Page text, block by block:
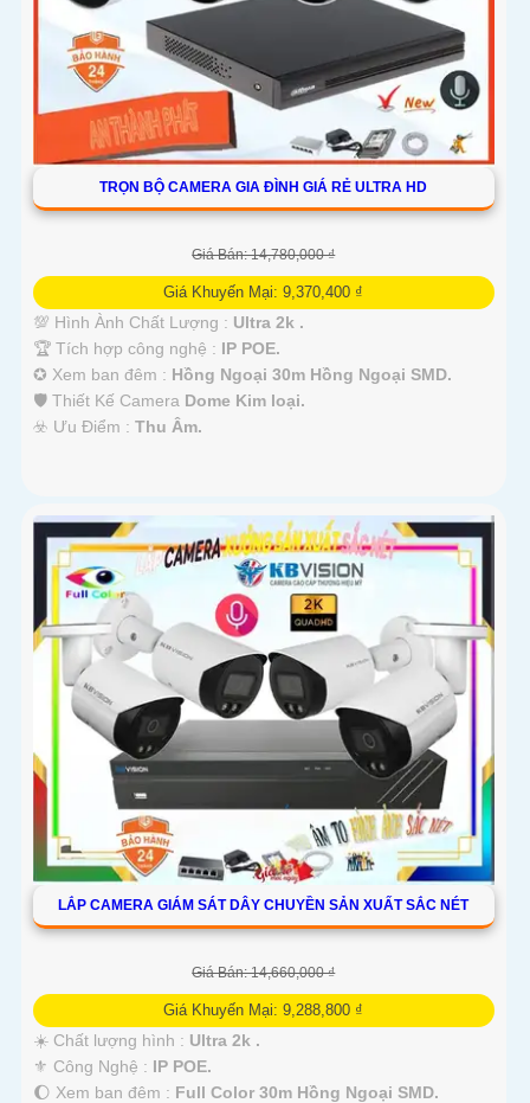
TRỌN BỘ CAMERA GIA ĐÌNH GIÁ RẺ ULTRA HD
Giá Bán: 14,780,000 ₫
Giá Khuyến Mại: 9,370,400 ₫
💯 Hình Ành Chất Lượng : Ultra 2k .
🏆 Tích hợp công nghệ : IP POE.
✪ Xem ban đêm : Hồng Ngoại 30m Hồng Ngoại SMD.
🛡 Thiết Kế Camera Dome Kim loại.
️☣️ Ưu Điểm : Thu Âm.
LẮP CAMERA GIÁM SÁT DÂY CHUYỀN SẢN XUẤT SẮC NÉT
Giá Bán: 14,660,000 ₫
Giá Khuyến Mại: 9,288,800 ₫
☀️ Chất lượng hình : Ultra 2k .
⚜️ Công Nghệ : IP POE.
🌔 Xem ban đêm : Full Color 30m Hồng Ngoại SMD.